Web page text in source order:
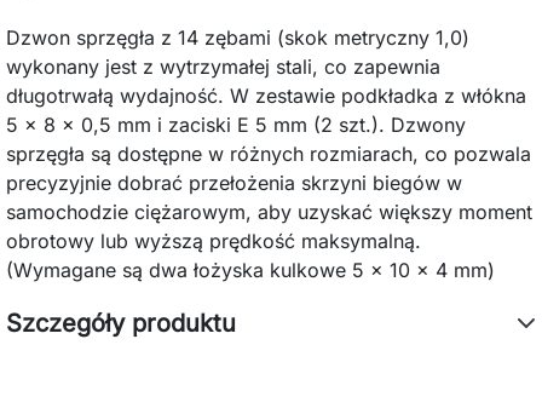
Dzwon sprzęgła z 14 zębami (skok metryczny 1,0)
wykonany jest z wytrzymałej stali, co zapewnia
długotrwałą wydajność. W zestawie podkładka z włókna
5 x 8 x 0,5 mm i zaciski E 5 mm (2 szt.). Dzwony
sprzęgła są dostępne w różnych rozmiarach, co pozwala
precyzyjnie dobrać przełożenia skrzyni biegów w
samochodzie ciężarowym, aby uzyskać większy moment
obrotowy lub wyższą prędkość maksymalną.
(Wymagane są dwa łożyska kulkowe 5 x 10 x 4 mm)
Szczegóły produktu